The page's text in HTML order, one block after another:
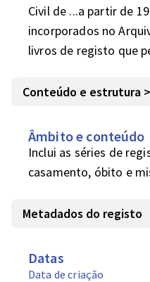
Civil de ...a partir de
incorporados no
livros de registo que
Conteúdo e estrutura
Âmbito e conteúdo
Inclui as séries de
casamento, óbito e
Metadados do registo
Datas
Data de criação